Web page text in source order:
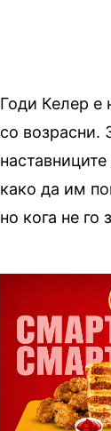
Годи Келер е
со возрасни.
како да им
но кога не